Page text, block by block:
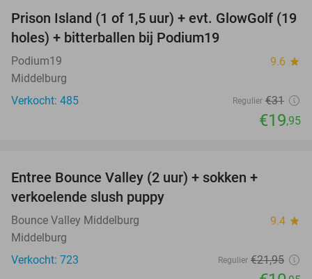
36%
Prison Island (1 of 1,5 uur) + evt. GlowGolf (19
holes) + bitterballen bij Podium19
Podium19 9.6 star
Middelburg
Verkocht: 485
Regulier €31
€19,95
Entree Bounce Valley (2 uur) + sokken +
verkoelende slush puppy
Bounce Valley Middelburg 9.4 star
Middelburg
Verkocht: 723
Regulier €21,95